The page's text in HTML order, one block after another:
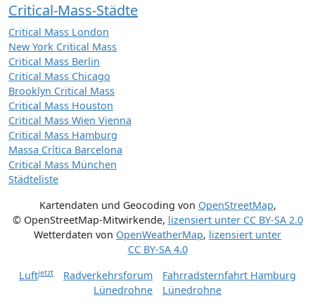
Critical-Mass-Städte
Critical Mass London
New York Critical Mass
Critical Mass Berlin
Critical Mass Chicago
Brooklyn Critical Mass
Critical Mass Houston
Critical Mass Wien Vienna
Critical Mass Hamburg
Massa Crítica Barcelona
Critical Mass München
Städteliste
Kartendaten und Geocoding von OpenStreetMap,
© OpenStreetMap-Mitwirkende, lizensiert unter CC BY-SA 2.0
Wetterdaten von OpenWeatherMap, lizensiert unter
CC BY-SA 4.0
Luftjetzt Radverkehrsforum
Fahrradsternfahrt Hamburg
Lünedrohne
Lünedrohne